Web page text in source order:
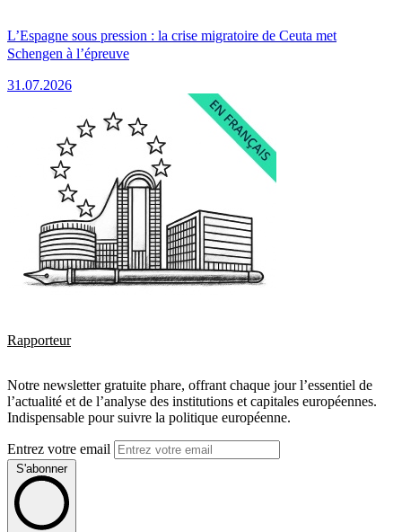
L’Espagne sous pression : la crise migratoire de Ceuta met
Schengen à l’épreuve
31.07.2026
Rapporteur
Notre newsletter gratuite phare, offrant chaque jour l’essentiel de
l’actualité et de l’analyse des institutions et capitales européennes.
Indispensable pour suivre la politique européenne.
Entrez votre email
S'abonner